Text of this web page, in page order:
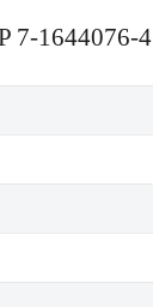
7-1644076-4